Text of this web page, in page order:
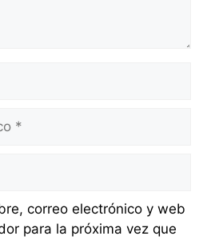
correo electrónico y web
para la próxima vez que